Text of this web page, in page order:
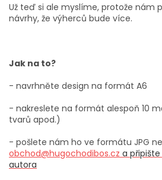
Už teď si ale myslíme, protože nám
návrhy, že výherců bude více.
Jak na to?
- navrhněte design na formát A6
- nakreslete na formát alespoň 10
tvarů apod.)
- pošlete nám ho ve formátu JPG
obchod@hugochodibos.cz a
autora